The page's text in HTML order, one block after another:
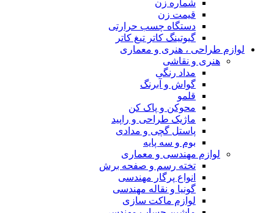
شماره زن
قیمت زن
دستگاه چسب حرارتی
گیوتینگ کاتر تیغ کاتر
لوازم طراحی ، هنری و معماری
هنری و نقاشی
مداد رنگی
گواش و آبرنگ
قلمو
محوکن و پاک کن
ماژیک طراحی و راپید
پاستل گچی و مدادی
بوم و سه پایه
لوازم مهندسی و معماری
تخته رسم و صفحه برش
انواع پرگار مهندسی
گونیا و نقاله مهندسی
لوازم ماکت سازی